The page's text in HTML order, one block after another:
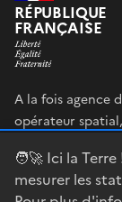
🧑‍🚀 Ici la
mesurer les
RÉPUBLIQUE
FRANÇAISE
A la fois agence
opérateur
en œuvre sa